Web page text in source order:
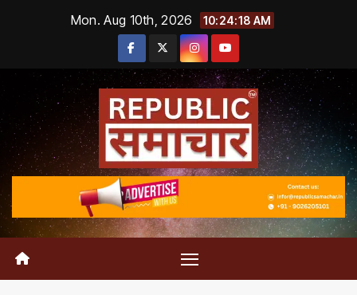
Mon. Aug 10th, 2026 10:24:19 AM